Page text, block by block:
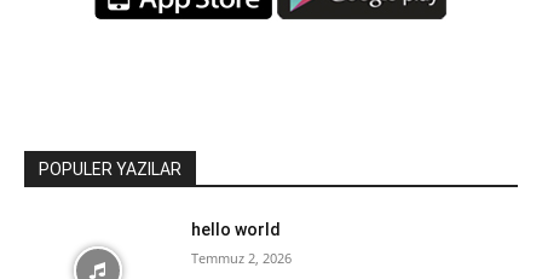
POPULER YAZILAR
hello world
Temmuz 2, 2026